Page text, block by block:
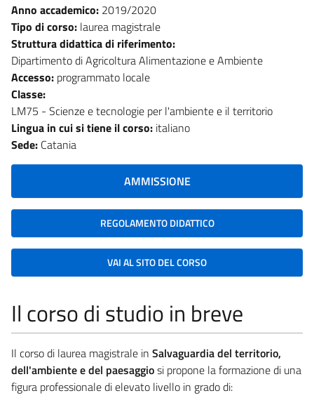
Anno accademico: 2019/2020
Tipo di corso: laurea magistrale
Struttura didattica di riferimento:
Dipartimento di Agricoltura Alimentazione e Ambiente
Accesso: programmato locale
Classe:
LM75 - Scienze e tecnologie per l'ambiente e il territorio
Lingua in cui si tiene il corso: italiano
Sede: Catania
AMMISSIONE
REGOLAMENTO DIDATTICO
VAI AL SITO DEL CORSO
Il corso di studio in breve
Il corso di laurea magistrale in Salvaguardia del territorio,
dell'ambiente e del paesaggiosi propone la formazione di una
figura professionale di elevato livello in grado di: